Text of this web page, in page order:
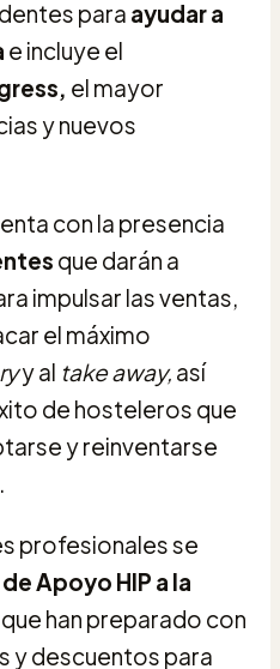
para ayudar a
e incluye el
el mayor
y nuevos
con la presencia
que darán a
impulsar las ventas,
el máximo
y al take away, así
de hosteleros que
y reinventarse
profesionales se
Apoyo HIP a la
que han preparado con
y descuentos para